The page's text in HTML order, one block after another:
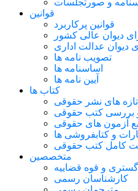
و صورتجلسات
قوانین
قوانین پرکاربرد
دیوان عالی کشور
دیوان عدالت اداری
تصویب نامه ها
اساسنامه ها
آیین نامه ها
کتاب ها
تازه های نشر حقوقی
بررسی کتب حقوقی
آزمون های حقوقی
و کتابفروشی ها
کامل کتب حقوقی
متخصصین
و قوه قضاییه
کارشناسان رسمی